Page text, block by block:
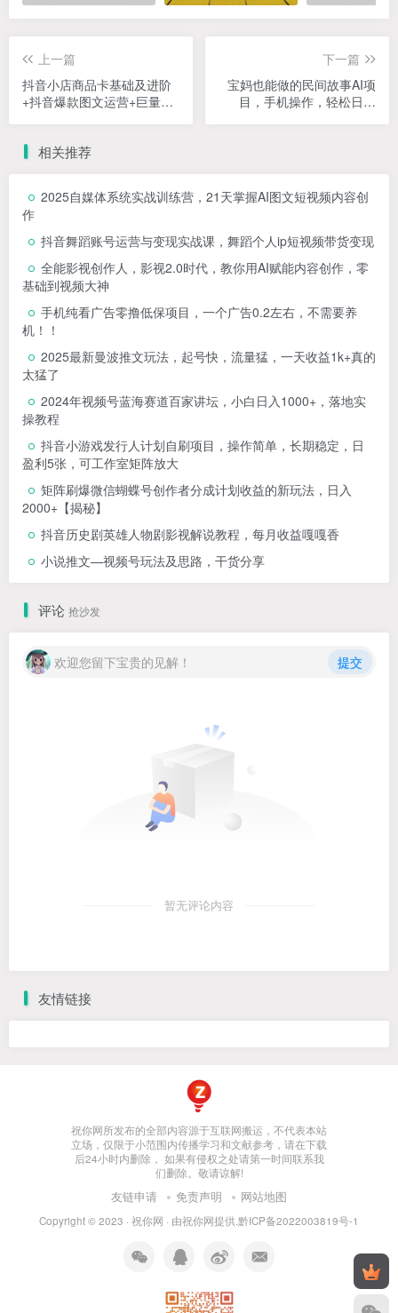
上一篇
抖音小店商品卡基础及进阶
+抖音爆款图文运营+巨量千
下一篇
宝妈也能做的民间故事AI项
目，手机操作，轻松日入
相关推荐
2025自媒体系统实战训练营，21天掌握AI图文短视频内容创
作
抖音舞蹈账号运营与变现实战课，舞蹈个人ip短视频带货变现
全能影视创作人，影视2.0时代，教你用AI赋能内容创作，​零
基础到视频大神
手机纯看广告零撸低保项目，一个广告0.2左右，不需要养
机！！
2025最新曼波推文玩法，起号快，流量猛，一天收益1k+真的
太猛了
2024年视频号蓝海赛道百家讲坛，小白日入1000+，落地实
操教程
抖音小游戏发行人计划自刷项目，操作简单，长期稳定，日
盈利5张，可工作室矩阵放大
矩阵刷爆微信蝴蝶号创作者分成计划收益的新玩法，日入
2000+【揭秘】
抖音历史剧英雄人物剧影视解说教程，每月收益嘎嘎香
小说推文—视频号玩法及思路，干货分享
评论 抢沙发
欢迎您留下宝贵的见解！ 提交
暂无评论内容
友情链接
祝你网所发布的全部内容源于互联网搬运，不代表本站
立场，仅限于小范围内传播学习和文献参考，请在下载
后24小时内删除， 如果有侵权之处请第一时间联系我
们删除。敬请谅解!
友链申请 免责声明 网站地图
Copyright © 2023 · 祝你网 · 由祝你网提供.黔ICP备2022003819号-1